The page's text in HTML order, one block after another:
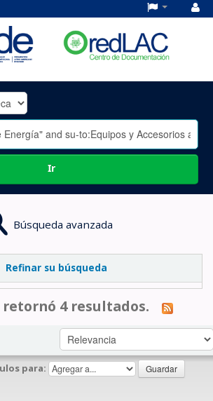
Ir
Búsqueda avanzada
Refinar su búsqueda
retornó 4 resultados.
para: